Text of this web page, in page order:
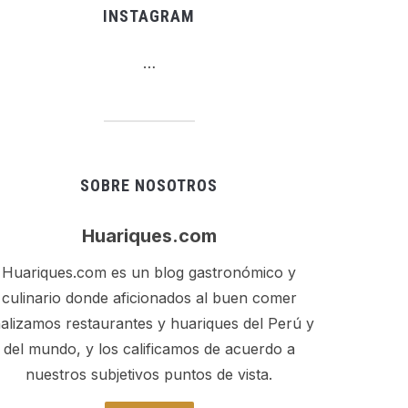
INSTAGRAM
…
SOBRE NOSOTROS
Huariques.com
Huariques.com es un blog gastronómico y
culinario donde aficionados al buen comer
restaurantes y huariques del Perú y
del mundo, y los calificamos de acuerdo a
nuestros subjetivos puntos de vista.